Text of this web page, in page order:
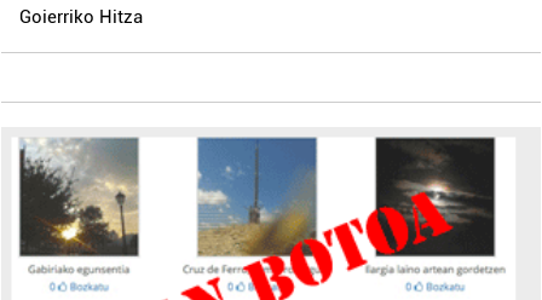
Goierriko Hitza